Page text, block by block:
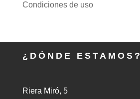
Condiciones de uso
¿DÓNDE ESTAMOS?
Riera Miró, 5